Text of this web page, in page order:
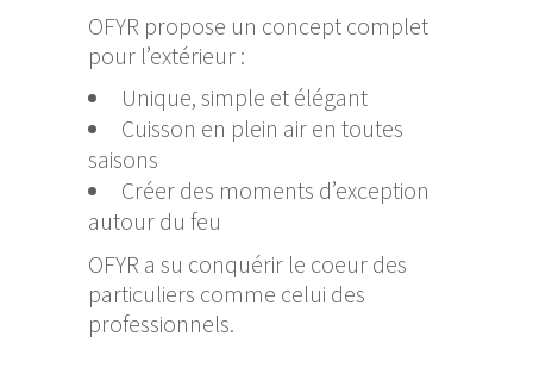
OFYR propose un concept complet
pour l’extérieur :
Unique, simple et élégant
Cuisson en plein air en toutes
saisons
Créer des moments d’exception
autour du feu
OFYR a su conquérir le coeur des
particuliers comme celui des
professionnels.